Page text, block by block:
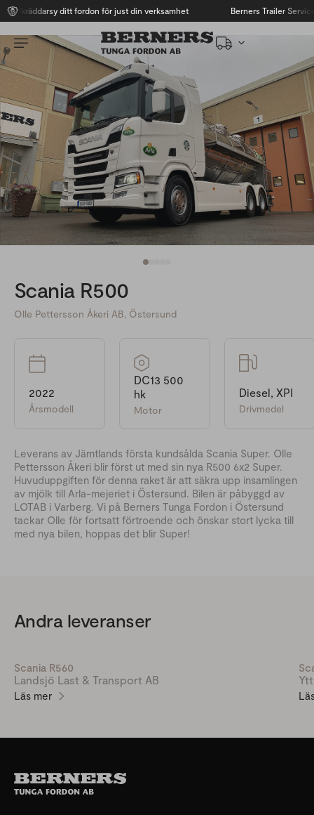
Skräddarsy ditt fordon för just din verksamhet Berners Trailer Service
Scania R500
Olle Pettersson Åkeri AB, Östersund
2022
Årsmodell
DC13 500
hk
Motor
Diesel, XPI
Drivmedel
Leverans av Jämtlands första kundsålda Scania Super. Olle
Pettersson Åkeri blir först ut med sin nya R500 6x2 Super.
Huvuduppgiften för denna raket är att säkra upp insamlingen
av mjölk till Arla-mejeriet i Östersund. Bilen är påbyggd av
LOTAB i Varberg. Vi på Berners Tunga Fordon i Östersund
tackar Olle för fortsatt förtroende och önskar stort lycka till
med nya bilen, hoppas det blir Super!
Andra leveranser
Scania R560
Landsjö Last & Transport AB
Läs mer